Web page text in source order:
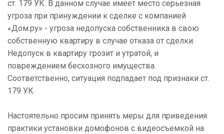
ст. 179 УК. В данном случае имеет место серьезная
угроза при принуждении к сделке с компанией
«Дом.ру» - угроза недопуска собственника в свою
собственную квартиру в случае отказа от сделки.
Недопуск в квартиру грозит и утратой, и
повреждением бесхозного имущества.
Соответственно, ситуация подпадает под признаки ст.
179 УК.
Настоятельно просим принять меры для приведения
практики установки домофонов с видеосъемкой на